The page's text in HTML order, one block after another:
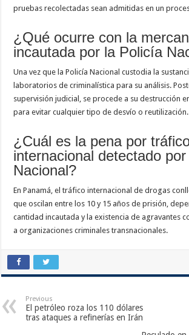
pruebas recolectadas sean admitidas en un
¿Qué ocurre con la
incautada por la Policía
Una vez que la Policía Nacional custodia la
laboratorios de criminalística para su análisis.
supervisión judicial, se procede a su destrucción
para evitar cualquier tipo de desvío o reutilización.
¿Cuál es la pena por
internacional detectado
Nacional?
En Panamá, el tráfico internacional de drogas
que oscilan entre los 10 y 15 años de prisión,
cantidad incautada y la existencia de agravantes
a organizaciones criminales transnacionales.
Previous
El petróleo roza los 110 dólares
tras ataques a refinerías en Irán